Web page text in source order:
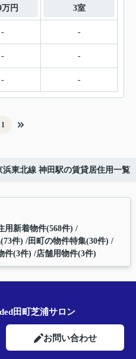
万円 3室
- -
- -
- -
1
浜東北線 神田駅の賃貸居住用一覧
用新着物件(568件)
件) 田町の物件特集(30件)
件(3件) 店舗用物件(3件)
田町芝浦サロン
お問い合わせ